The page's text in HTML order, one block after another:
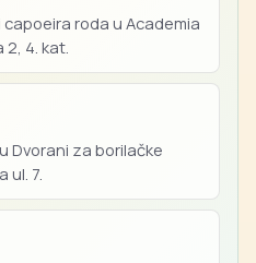
roda u Academia
2, 4. kat.
Dvorani za borilačke
ul. 7.